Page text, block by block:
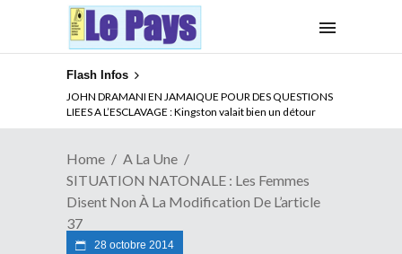
Flash Infos
ABSENCE PROLONGEE DE PAUL BIYA DU CAMEROUN :
Qui pilote le Cameroun ?
Home
A La Une
SITUATION NATONALE : Les Femmes
Disent Non À La Modification De L’article
37
28 octobre 2014